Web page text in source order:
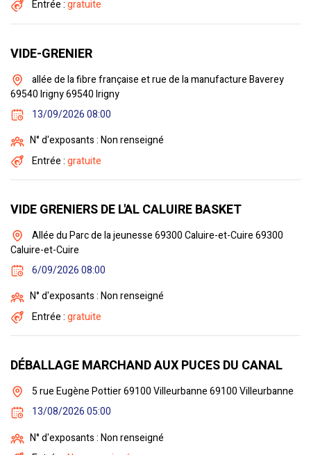
Entrée :gratuite
VIDE-GRENIER
allée de la fibre française et rue de la manufacture Baverey
69540 Irigny 69540 Irigny
13/09/2026 08:00
N° d'exposants : Non renseigné
Entrée :gratuite
VIDE GRENIERS DE L'AL CALUIRE BASKET
Allée du Parc de la jeunesse 69300 Caluire-et-Cuire 69300
Caluire-et-Cuire
6/09/2026 08:00
N° d'exposants : Non renseigné
Entrée :gratuite
DÉBALLAGE MARCHAND AUX PUCES DU CANAL
5 rue Eugène Pottier 69100 Villeurbanne 69100 Villeurbanne
13/08/2026 05:00
N° d'exposants : Non renseigné